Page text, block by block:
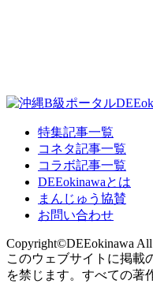
特集記事一覧
コネタ記事一覧
コラボ記事一覧
DEEokinawaとは
まんじゅう協賛
お問い合わせ
Copyright©DEEokinawa All
このウェブサイトに掲載
を禁じます。すべての著